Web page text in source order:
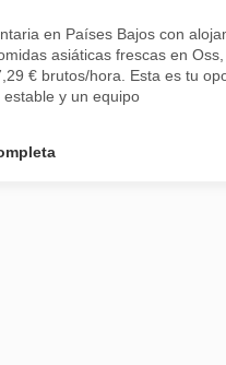
en Países Bajos con
asiáticas frescas en
€ brutos/hora. Esta es tu
y un equipo